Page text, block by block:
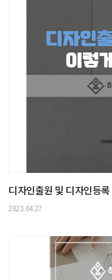
디자인출원 및 디자인등
2023.04.27